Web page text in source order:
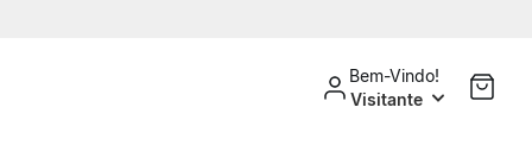
Bem-Vindo!
Visitante